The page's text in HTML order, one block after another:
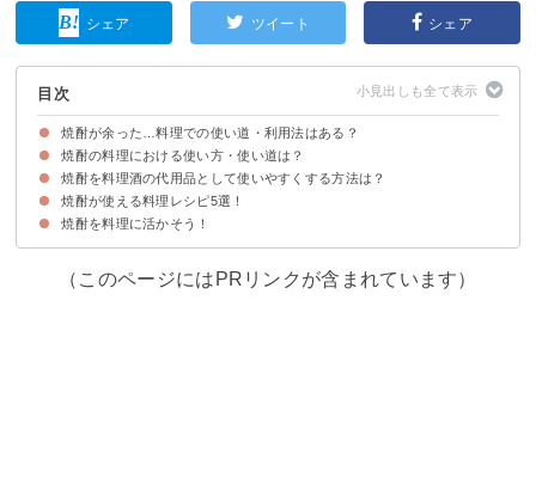
シェア ツイート シェア
目次
焼酎が余った…料理での使い道・利用法はある？
焼酎とは
料理酒の使う意味と焼酎との違い
焼酎そのままの場合、用途によっては料理に使える
焼酎の料理における使い方・使い道は？
①天ぷらの衣作りに使う
②臭み取りに使う
焼酎を料理酒の代用品として使いやすくする方法は？
①米焼酎を使う
②入れる焼酎の量は少なくする
③煮込み料理に使う
④出汁・みりん・調味料を多く入れる
焼酎が使える料理レシピ5選！
①豚の角煮
②きゅうりの焼酎漬け
③バニラアイスの焼酎がけ
④サクサク天ぷら
⑤さつまいもご飯
焼酎を料理に活かそう！
（このページにはPRリンクが含まれています）